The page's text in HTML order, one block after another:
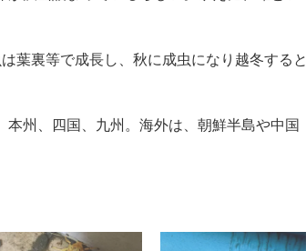
葉裏等で成長し、秋に成虫になり越冬すると
本州、四国、九州。海外は、朝鮮半島や中国